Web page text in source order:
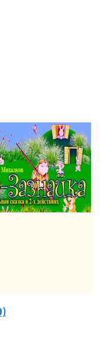
это
первым :)